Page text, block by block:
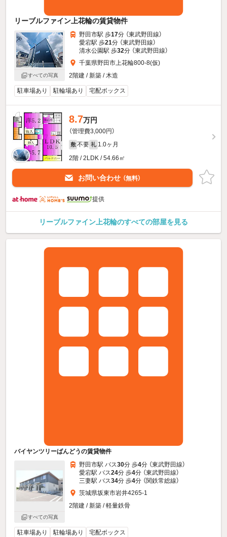
リーブルファイン上花輪の賃貸物件
すべての写真
野田市駅 歩17分 （東武野田線）
愛宕駅 歩21分 （東武野田線）
清水公園駅 歩32分 （東武野田線）
千葉県野田市上花輪800-8(仮)
2階建 / 新築 / 木造
駐車場あり 駐輪場あり 宅配ボックス
8.7万円
（管理費3,000円）
敷 不要 礼 1.0ヶ月
2階 / 2LDK / 54.66㎡
お問い合わせ （無料）
提供
リーブルファイン上花輪のすべての部屋を見る
バイヤンツリーばんどうの賃貸物件
すべての写真
野田市駅 バス30分 歩4分 （東武野田線）
愛宕駅 バス24分 歩4分 （東武野田線）
三妻駅 バス34分 歩4分 （関鉄常総線）
茨城県坂東市岩井4265-1
2階建 / 新築 / 軽量鉄骨
駐車場あり 駐輪場あり 宅配ボックス